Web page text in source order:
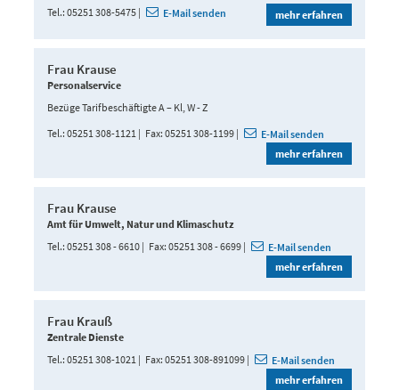
Tel. 05251 308-5475 E-Mail senden mehr erfahren
Frau Krause
Personalservice
Bezüge Tarifbeschäftigte A – Kl, W - Z
Tel. 05251 308-1121 Fax 05251 308-1199
E-Mail senden
mehr erfahren
Frau Krause
Amt für Umwelt, Natur und Klimaschutz
Tel. 05251 308 - 6610 Fax 05251 308 - 6699
E-Mail senden
mehr erfahren
Frau Krauß
Zentrale Dienste
Tel. 05251 308-1021 Fax 05251 308-891099
E-Mail senden
mehr erfahren